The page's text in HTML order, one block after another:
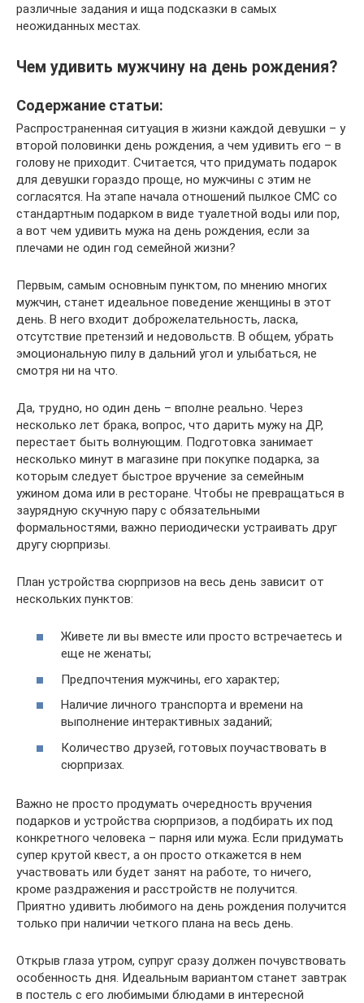
различные задания и ища подсказки в самых
неожиданных местах.
Чем удивить мужчину на день рождения?
Содержание статьи:
Распространенная ситуация в жизни каждой девушки – у
второй половинки день рождения, а чем удивить его – в
голову не приходит. Считается, что придумать подарок
для девушки гораздо проще, но мужчины с этим не
согласятся. На этапе начала отношений пылкое СМС со
стандартным подарком в виде туалетной воды или пор,
а вот чем удивить мужа на день рождения, если за
плечами не один год семейной жизни?
Первым, самым основным пунктом, по мнению многих
мужчин, станет идеальное поведение женщины в этот
день. В него входит доброжелательность, ласка,
отсутствие претензий и недовольств. В общем, убрать
эмоциональную пилу в дальний угол и улыбаться, не
смотря ни на что.
Да, трудно, но один день – вполне реально. Через
несколько лет брака, вопрос, что дарить мужу на ДР,
перестает быть волнующим. Подготовка занимает
несколько минут в магазине при покупке подарка, за
которым следует быстрое вручение за семейным
ужином дома или в ресторане. Чтобы не превращаться в
заурядную скучную пару с обязательными
формальностями, важно периодически устраивать друг
другу сюрпризы.
План устройства сюрпризов на весь день зависит от
нескольких пунктов:
Живете ли вы вместе или просто встречаетесь и
еще не женаты;
Предпочтения мужчины, его характер;
Наличие личного транспорта и времени на
выполнение интерактивных заданий;
Количество друзей, готовых поучаствовать в
сюрпризах.
Важно не просто продумать очередность вручения
подарков и устройства сюрпризов, а подбирать их под
конкретного человека – парня или мужа. Если придумать
супер крутой квест, а он просто откажется в нем
участвовать или будет занят на работе, то ничего,
кроме раздражения и расстройств не получится.
Приятно удивить любимого на день рождения получится
только при наличии четкого плана на весь день.
Открыв глаза утром, супруг сразу должен почувствовать
особенность дня. Идеальным вариантом станет завтрак
в постель с его любимыми блюдами в интересной